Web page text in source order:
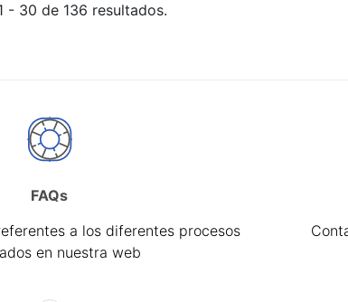
- 30 de 136 resultados.
FAQs
a los diferentes procesos
en nuestra web